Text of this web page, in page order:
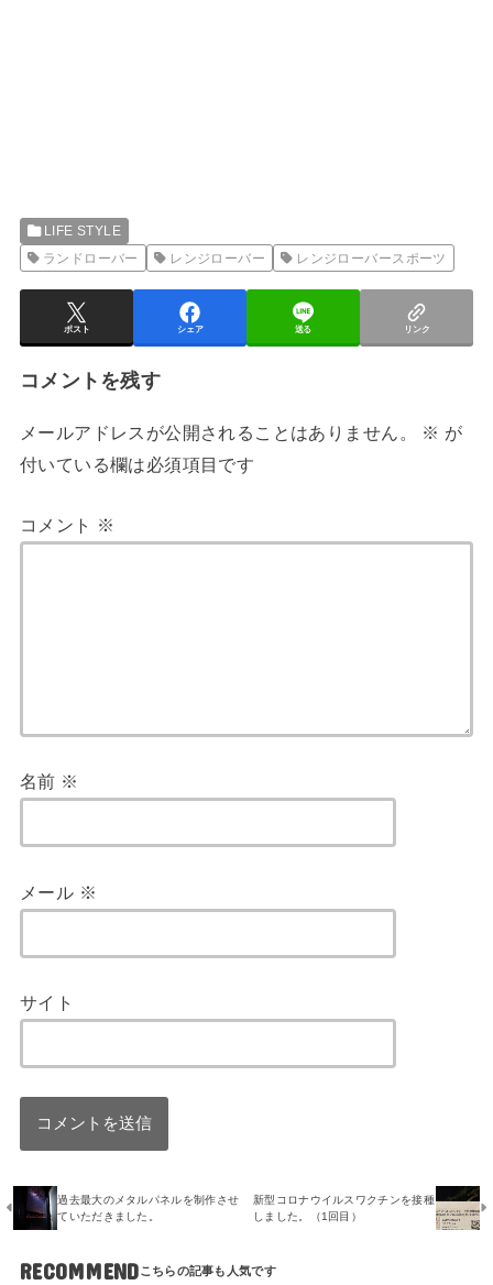
LIFE STYLE
ランドローバー
レンジローバー レンジローバースポーツ
ポスト シェア 送る リンク
コメントを残す
メールアドレスが公開されることはありません。 ※ が
付いている欄は必須項目です
コメント ※
名前 ※
メール ※
サイト
過去最大のメタルパネルを制作させ
ていただきました。
新型コロナウイルスワクチンを接種
しました。（1回目）
RECOMMEND